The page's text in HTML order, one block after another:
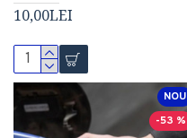
10,00LEI
NOU
-53 %